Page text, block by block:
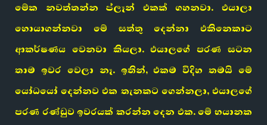
මේක නවත්තන්න ප්ලෑන් එකක් ගහනවා. එයාලා
හොයාගන්නවා මේ සත්තු දෙන්නා එකිනෙකාට
ආකර්ෂණය වෙනවා කියලා. එයාලගේ පරණ සටන
තාම ඉවර වෙලා නෑ. ඉතින්, එකම විදිහ තමයි මේ
යෝධයෝ දෙන්නව එක තැනකට ගෙන්නලා, එයාලගේ
පරණ රණ්ඩුව ඉවරයක් කරන්න දෙන එක. මේ භයානක